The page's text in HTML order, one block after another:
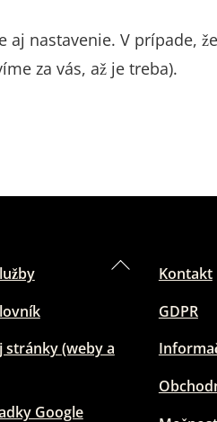
nastavenie. V prípade,
za vás, až je treba).
Back
stránky (weby a
Google
Kontakt
GDPR